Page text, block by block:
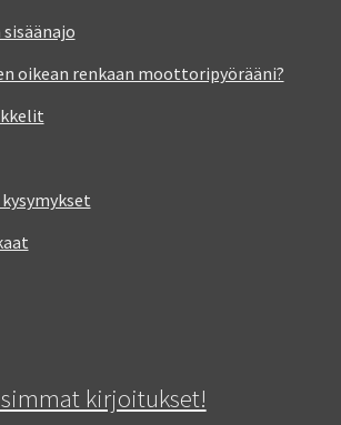
oikean renkaan moottoripyörääni?
kirjoitukset!